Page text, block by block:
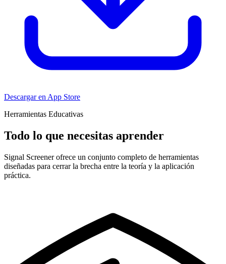
Descargar en App Store
Herramientas Educativas
Todo lo que necesitas aprender
Signal Screener ofrece un conjunto completo de herramientas
diseñadas para cerrar la brecha entre la teoría y la aplicación
práctica.